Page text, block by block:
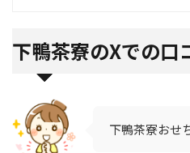
下鴨茶寮のXでの口
下鴨茶寮おせ